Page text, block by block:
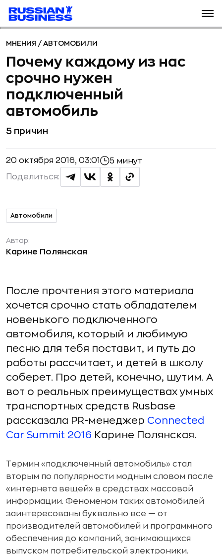
МНЕНИЯ / АВТОМОБИЛИ
Почему каждому из нас
срочно нужен
подключенный
автомобиль
5 причин
20 октября 2016, 03:01 5 минут
Поделиться:
Автомобили
Автор:
Карине Полянская
После прочтения этого материала
хочется срочно стать обладателем
новенького подключенного
автомобиля, который и любимую
песню для тебя поставит, и путь до
работы рассчитает, и детей в школу
соберет. Про детей, конечно, шутим. А
вот о реальных преимуществах умных
транспортных средств Rusbase
рассказала PR-менеджер Connected
Car Summit 2016 Карине Полянская.
Термин «подключенный автомобиль» стал
вторым по популярности модным словом после
«интернета вещей» в средствах массовой
информации. Феноменом таких автомобилей
заинтересованы буквально все — от
производителей автомобилей и программного
обеспечения до компаний, занимающихся
выпуском потребительской электроники.